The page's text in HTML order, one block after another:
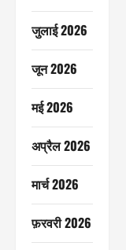
जुलाई 2026
जून 2026
मई 2026
अप्रैल 2026
मार्च 2026
फ़रवरी 2026